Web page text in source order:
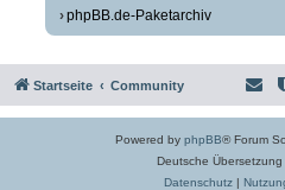
phpBB.de-Paketarchiv
Startseite Community
Powered by phpBB® Forum
Deutsche Übersetzung
Datenschutz|